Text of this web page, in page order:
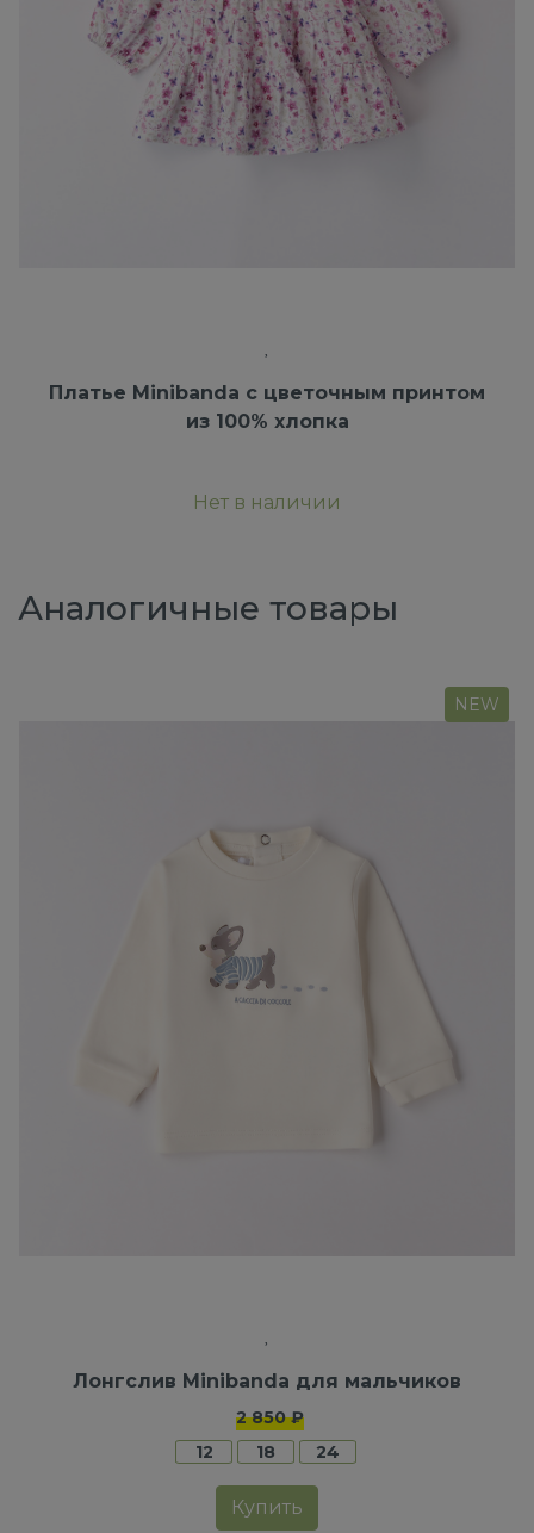
Платье Minibanda с цветочным принтом
из 100% хлопка
Нет в наличии
Аналогичные товары
NEW
Лонгслив Minibanda для мальчиков
2 850 ₽
12
18 24
Купить